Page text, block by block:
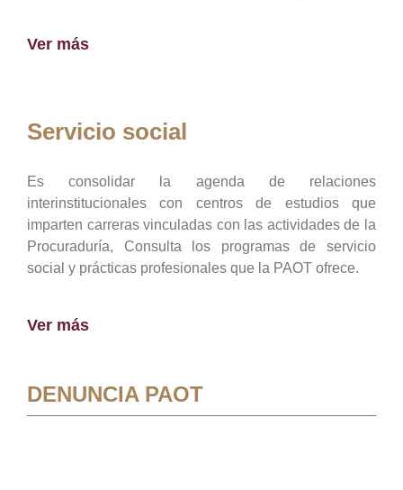
Ver más
Servicio social
Es consolidar la agenda de relaciones
interinstitucionales con centros de estudios que
imparten carreras vinculadas con las actividades de la
Procuraduría, Consulta los programas de servicio
social y prácticas profesionales que la PAOT ofrece.
Ver más
DENUNCIA PAOT